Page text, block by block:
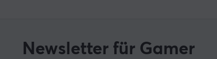
Newsletter für Gamer